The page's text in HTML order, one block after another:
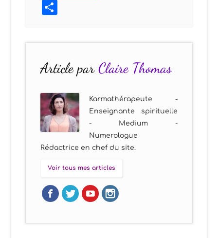
Article parClaire Thomas
Karmathérapeute -
Enseignante spirituelle
- Medium -
Numerologue
Rédactrice en chef du site.
Voir tous mes articles